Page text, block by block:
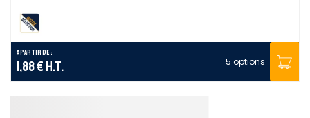
A partir de :
1,88 € H.T. 5 options